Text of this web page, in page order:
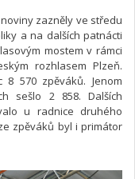
zazněly ve středu
a na dalších patnácti
mostem v rámci
rozhlasem Plzeň.
570 zpěváků. Jenom
sešlo 2 858. Dalších
u radnice druhého
zpěváků byl i primátor